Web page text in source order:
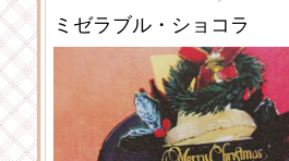
ミゼラブル・ショコラ